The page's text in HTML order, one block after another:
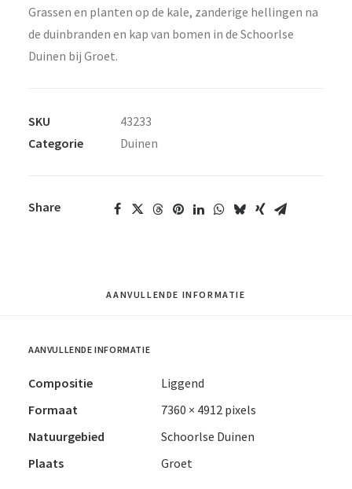
Grassen en planten op de kale, zanderige hellingen na
de duinbranden en kap van bomen in de Schoorlse
Duinen bij Groet.
SKU
43233
Categorie
Duinen
Share
AANVULLENDE INFORMATIE
AANVULLENDE INFORMATIE
Compositie
Liggend
Formaat
7360 × 4912 pixels
Natuurgebied
Schoorlse Duinen
Plaats
Groet